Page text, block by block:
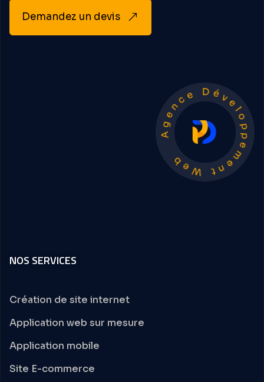
Demandez un devis
Agence Développement Web
NOS SERVICES
Création de site internet
Application web sur mesure
Application mobile
Site E-commerce